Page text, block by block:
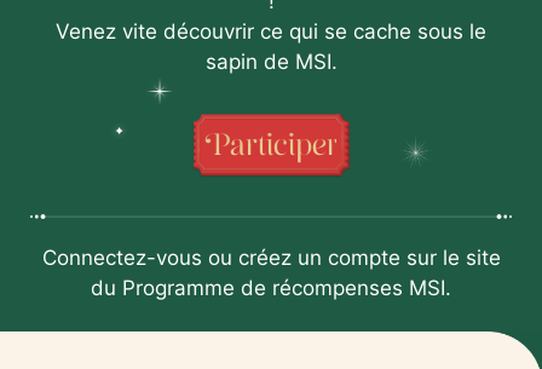
Venez vite découvrir ce qui se cache sous le
sapin de MSI.
Participer
Connectez-vous ou créez un compte sur le site
du Programme de récompenses MSI.